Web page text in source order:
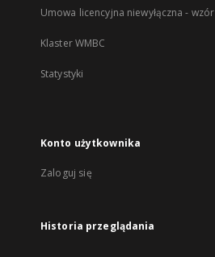
Umowa licencyjna niewyłączna - wzór
Klaster WMBC
Statystyki
Konto użytkownika
Zaloguj się
Historia przeglądania